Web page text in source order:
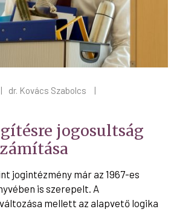
| dr. Kovács Szabolcs
|
jogosultság
jogintézmény már az 1967-es
is szerepelt. A
mellett az alapvető logika